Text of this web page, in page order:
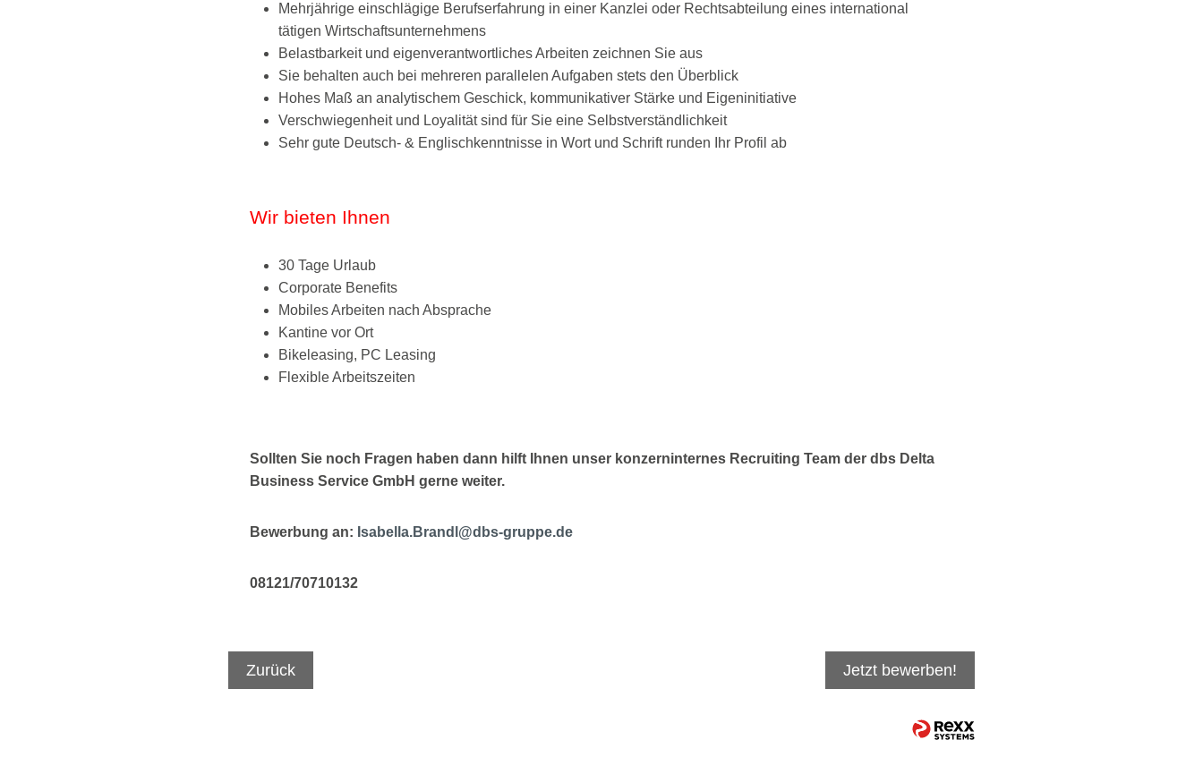
Mehrjährige einschlägige Berufserfahrung in einer Kanzlei oder Rechtsabteilung eines international
tätigen Wirtschaftsunternehmens
Belastbarkeit und eigenverantwortliches Arbeiten zeichnen Sie aus
Sie behalten auch bei mehreren parallelen Aufgaben stets den Überblick
Hohes Maß an analytischem Geschick, kommunikativer Stärke und Eigeninitiative
Verschwiegenheit und Loyalität sind für Sie eine Selbstverständlichkeit
Sehr gute Deutsch- & Englischkenntnisse in Wort und Schrift runden Ihr Profil ab
Wir bieten Ihnen
30 Tage Urlaub
Corporate Benefits
Mobiles Arbeiten nach Absprache
Kantine vor Ort
Bikeleasing, PC Leasing
Flexible Arbeitszeiten
Sollten Sie noch Fragen haben dann hilft Ihnen unser konzerninternes Recruiting Team der dbs Delta
Business Service GmbH gerne weiter.
Bewerbung an: Isabella.Brandl@dbs-gruppe.de
08121/70710132
Zurück Jetzt bewerben!